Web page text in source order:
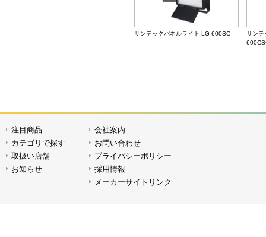
サンテックパネルライト LG-600SC
サンテ
注目商品
カテゴリで探す
取扱い店舗
お知らせ
会社案内
お問い合わせ
プライバシーポリシー
採用情報
メーカーサイトリンク